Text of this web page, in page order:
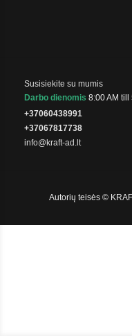
Susisiekite su mumis
Darbo dienomis 8:00 AM till
+37060438991
+37067817738
info@kraft-ad.lt
Autorių teisės ©